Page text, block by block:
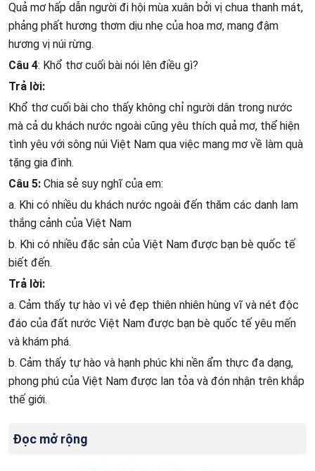
Quả mơ hấp dẫn người đi hội mùa xuân bởi vị chua thanh mát,
phảng phất hương thơm dịu nhẹ của hoa mơ, mang đậm
hương vị núi rừng.
Câu 4: Khổ thơ cuối bài nói lên điều gì?
Trả lời:
Khổ thơ cuối bài cho thấy không chỉ người dân trong nước
mà cả du khách nước ngoài cũng yêu thích quả mơ, thể hiện
tình yêu với sông núi Việt Nam qua việc mang mơ về làm quà
tặng gia đình.
Câu 5: Chia sẻ suy nghĩ của em:
a. Khi có nhiều du khách nước ngoài đến thăm các danh lam
thắng cảnh của Việt Nam
b. Khi có nhiều đặc sản của Việt Nam được bạn bè quốc tế
biết đến.
Trả lời:
a. Cảm thấy tự hào vì vẻ đẹp thiên nhiên hùng vĩ và nét độc
đáo của đất nước Việt Nam được bạn bè quốc tế yêu mến
và khám phá.
b. Cảm thấy tự hào và hạnh phúc khi nền ẩm thực đa dạng,
phong phú của Việt Nam được lan tỏa và đón nhận trên khắp
thế giới.
Đọc mở rộng